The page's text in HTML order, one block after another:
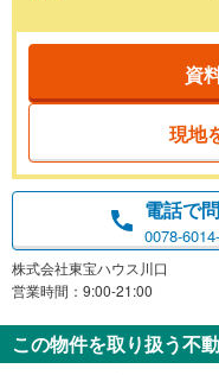
資
現地
電話で
0078-
株式会社東宝ハウス川口
営業時間：9:00-21:00
この物件を取り扱う不